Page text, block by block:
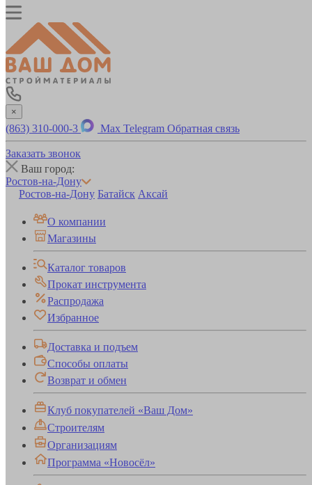
×
(863) 310-000-3 Max Telegram Обратная связь
Заказать звонок
Ваш город:
Ростов-на-Дону
Ростов-на-Дону Батайск Аксай
О компании
Магазины
Каталог товаров
Прокат инструмента
Распродажа
Избранное
Доставка и подъем
Способы оплаты
Возврат и обмен
Клуб покупателей «Ваш Дом»
Строителям
Организациям
Программа «Новосёл»